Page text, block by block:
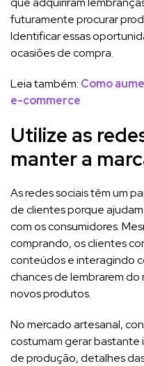
futuramente procurar
Identificar essas
ocasiões de compra.
Leia também: Como
e-commerce
Utilize as
manter a
As redes sociais têm um
de clientes porque
com os consumidores.
comprando, os clientes
conteúdos e interagindo
chances de lembrarem
novos produtos.
No mercado artesanal,
costumam gerar bastante
de produção, detalhes